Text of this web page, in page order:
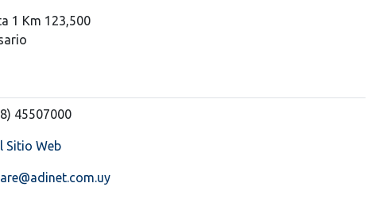
1 Km 123,500
45507000
Sitio Web